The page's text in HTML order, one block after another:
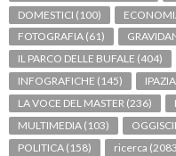
DOMESTICI (100)
FOTOGRAFIA (61)
IL PARCO DELLE BUFALE (404)
INFOGRAFICHE (145) IPAZIA
LA VOCE DEL MASTER (236)
MULTIMEDIA (103)
POLITICA (158) ricerca